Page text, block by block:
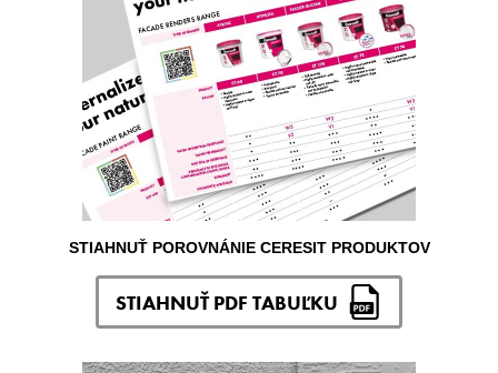
STIAHNUŤ POROVNÁNIE CERESIT PRODUKTOV
STIAHNUŤ PDF TABUĽKU